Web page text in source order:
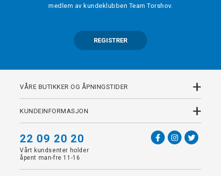
medlem av kundeklubben Team Torshov.
REGISTRER
VÅRE BUTIKKER OG ÅPNINGSTIDER +
KUNDEINFORMASJON +
22 09 20 20
Vårt kundsenter holder
åpent man-fre 11-16